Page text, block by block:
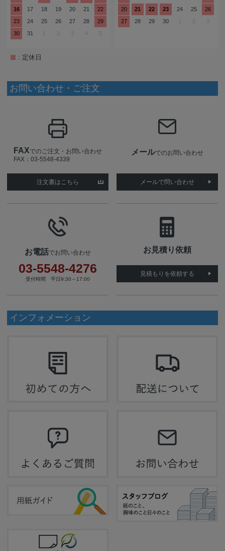
16
17 18 19 20 21
22
23
24 25 26 27 28
29
30
31 3 4 5
20
21 22 23 24 25
26
27
28 29 30 3
: 定休日
お問い合わせ・ご注文
FAXでのご注文・お問い合わせ
FAX：03-5548-4339
注文書はこちら
メールでのお問い合わせ
メールで問い合わせ
お電話でお問い合わせ
03-5548-4276
受付時間 平日9:30～17:00
お見積り依頼
見積もりを依頼する
インフォメーション